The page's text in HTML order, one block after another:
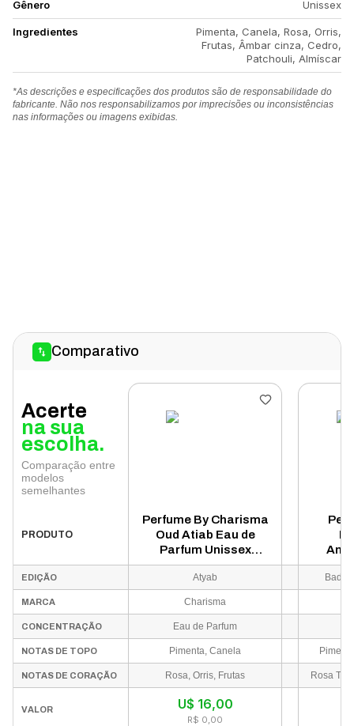
Gênero Unissex
Ingredientes
Pimenta, Canela, Rosa, Orris,
Frutas, Âmbar cinza, Cedro,
Patchouli, Almíscar
*As descrições e especificações dos produtos são de responsabilidade do
fabricante. Não nos responsabilizamos por imprecisões ou inconsistências
nas informações ou imagens exibidas.
Comparativo
Acerte
na sua
escolha.
Comparação entre
modelos
semelhantes
PRODUTO
Perfume By Charisma
Oud Atiab Eau de
Parfum Unissex
100ml
EDIÇÃO Atyab
MARCA Charisma
CONCENTRAÇÃO Eau de Parfum
NOTAS DE TOPO Pimenta, Canela
NOTAS DE CORAÇÃO Rosa, Orris, Frutas
VALOR U$ 16,00
R$ 0,00